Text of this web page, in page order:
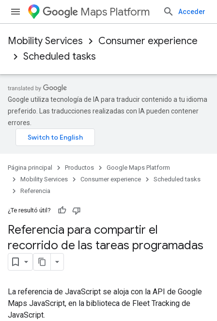
Maps Platform Acceder
Mobility Services
Consumer experience
Scheduled tasks
Google utiliza tecnología de IA para traducir contenido a tu idioma
preferido. Las traducciones realizadas con IA pueden contener
errores.
Página principal Productos
Google Maps Platform
Mobility Services
Consumer experience
Scheduled tasks
Referencia
¿Te resultó útil?
Referencia para compartir el
recorrido de las tareas programadas
La referencia de JavaScript se aloja con la API de Google
Maps JavaScript, en la biblioteca de Fleet Tracking de
JavaScript.